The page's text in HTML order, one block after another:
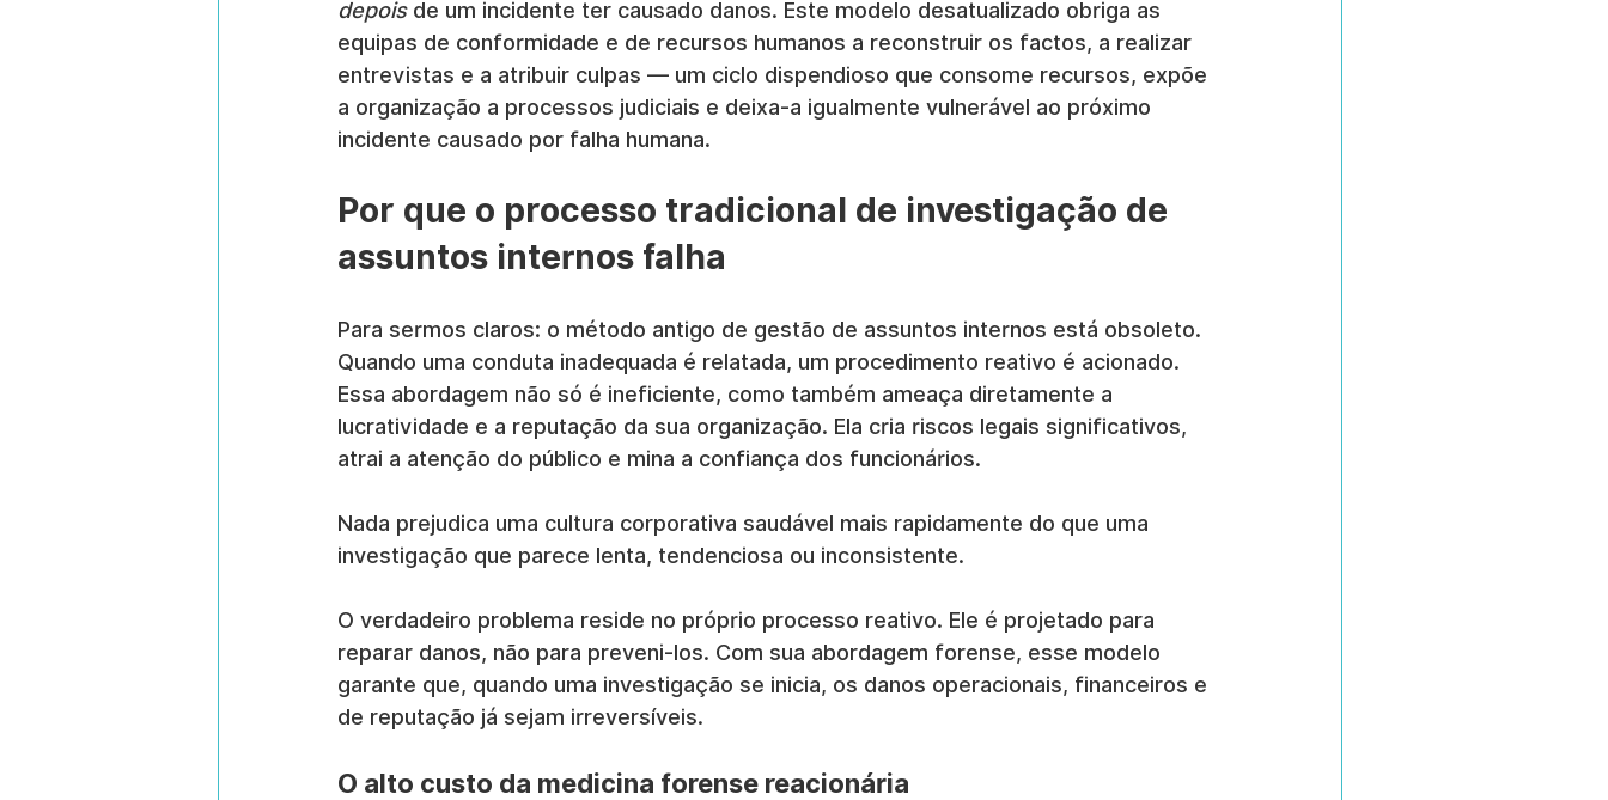
depois de um incidente ter causado danos. Este modelo desatualizado obriga as
equipas de conformidade e de recursos humanos a reconstruir os factos, a realizar
entrevistas e a atribuir culpas — um ciclo dispendioso que consome recursos, expõe
a organização a processos judiciais e deixa-a igualmente vulnerável ao próximo
incidente causado por falha humana.
Por que o processo tradicional de investigação de
assuntos internos falha
Para sermos claros: o método antigo de gestão de assuntos internos está obsoleto.
Quando uma conduta inadequada é relatada, um procedimento reativo é acionado.
Essa abordagem não só é ineficiente, como também ameaça diretamente a
lucratividade e a reputação da sua organização. Ela cria riscos legais significativos,
atrai a atenção do público e mina a confiança dos funcionários.
Nada prejudica uma cultura corporativa saudável mais rapidamente do que uma
investigação que parece lenta, tendenciosa ou inconsistente.
O verdadeiro problema reside no próprio processo reativo. Ele é projetado para
reparar danos, não para preveni-los. Com sua abordagem forense, esse modelo
garante que, quando uma investigação se inicia, os danos operacionais, financeiros e
de reputação já sejam irreversíveis.
O alto custo da medicina forense reacionária